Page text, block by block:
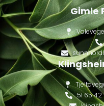
Gimle
51 65